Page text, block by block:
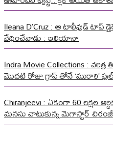
Ileana D’Cruz : ఆ టాలీవుడ్ టాప్
వేధించేవాడు : ఇలియానా
Indra Movie Collections :
మొదటి రోజు గ్రాస్ తోనే ‘మురారి’
Chiranjeevi : ఏకంగా 60 లక్షల
మనసు చాటుకున్న మెగాస్టార్